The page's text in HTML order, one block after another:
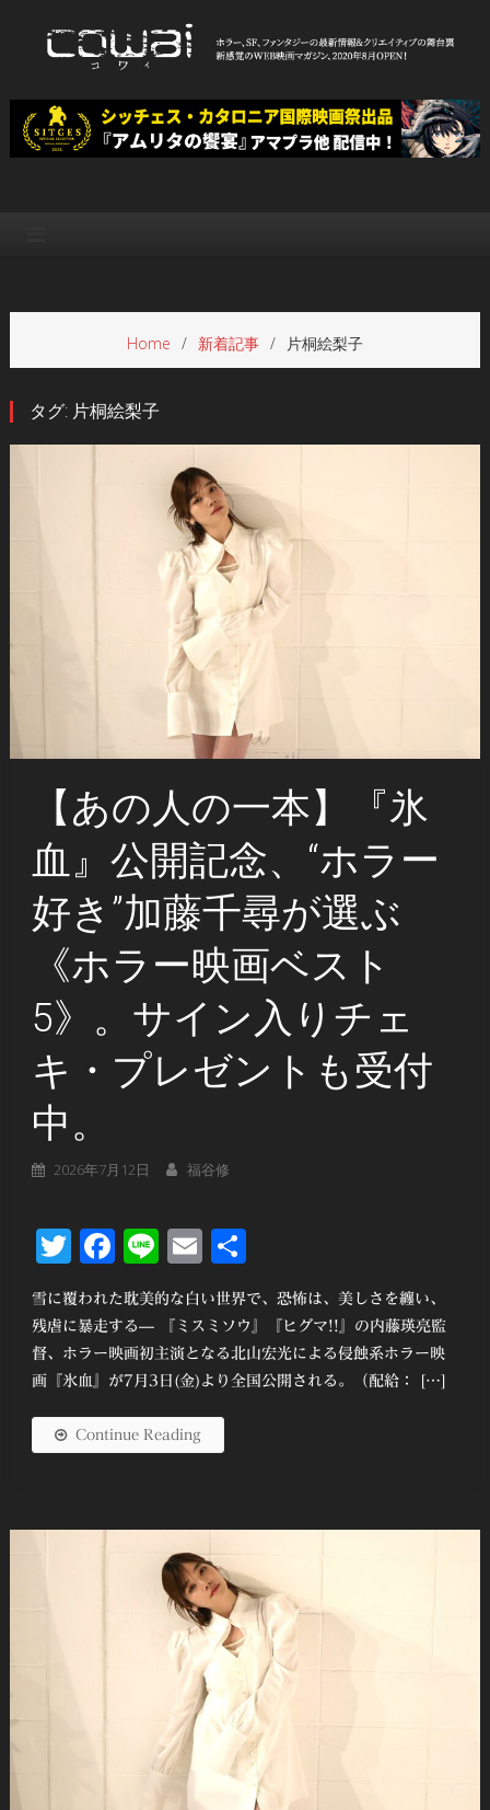
WEB映画マガジン「cowai コ
ワイ」
Home 新着記事 片桐絵梨子
タグ: 片桐絵梨子
【あの人の一本】『氷
血』公開記念、“ホラー
好き”加藤千尋が選ぶ
《ホラー映画ベスト
5》。サイン入りチェ
キ・プレゼントも受付
中。
2026年7月12日 福谷修
Twitter
Facebook
LineEmail
雪に覆われた耽美的な白い世界で、恐怖は、美しさを纏い、
残虐に暴走する— 『ミスミソウ』『ヒグマ!!』の内藤瑛亮監
督、ホラー映画初主演となる北山宏光による侵蝕系ホラー映
画『氷血』が7月3日(金)より全国公開される。（配給： […]
Continue Reading